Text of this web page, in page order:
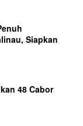
Siapkan
48 Cabor